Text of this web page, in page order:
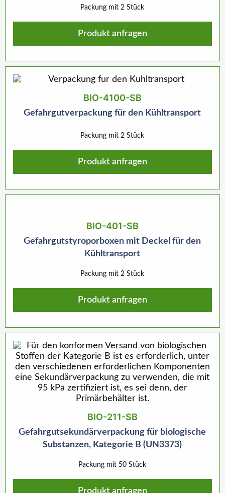
Packung mit 2 Stück
Produkt anfragen
BIO-4100-SB
Gefahrgutverpackung für den Kühltransport
Packung mit 2 Stück
Produkt anfragen
BIO-401-SB
Gefahrgutstyroporboxen mit Deckel für den
Kühltransport
Packung mit 2 Stück
Produkt anfragen
BIO-211-SB
Gefahrgutsekundärverpackung für biologische
Substanzen, Kategorie B (UN3373)
Packung mit 50 Stück
Produkt anfragen